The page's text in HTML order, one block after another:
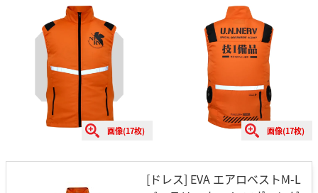
画像(17枚) 画像(17枚)
[ドレス] EVA エアロベストM-L